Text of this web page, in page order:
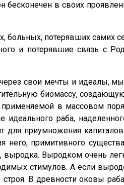
бесконечен в своих
больных, потерявших
и потерявшие связь с
свои мечты и идеалы,
биомассу,
в массовом
идеального раба,
приумножения
него, примитивного
Выродком очень
стимулов. А если
В древности оковы